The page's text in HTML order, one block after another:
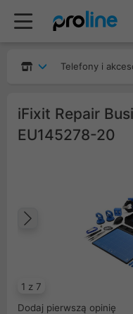
Telefony i
iFixit Repair
EU145278-20
1 z 7
Poprzedni
Dodaj pierwszą opinię